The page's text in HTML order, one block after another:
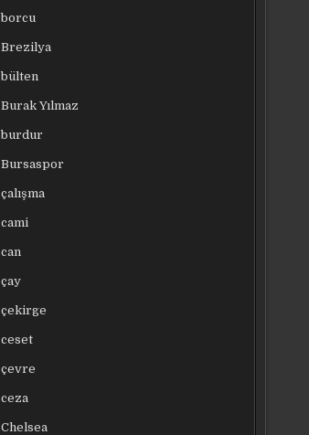
borcu
Brezilya
bülten
Burak Yılmaz
burdur
Bursaspor
çalışma
cami
can
çay
çekirge
ceset
çevre
ceza
Chelsea